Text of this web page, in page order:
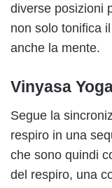
diverse posizioni
non solo tonifica
anche la mente.
Vinyasa
Segue la
respiro in una
che sono quindi
del respiro, una